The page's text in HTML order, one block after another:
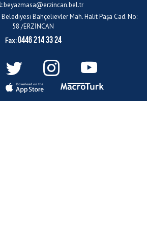
beyazmasa@erzincan.bel.tr
Belediyesi Bahçelievler Mah. Halit Paşa Cad. No:
58 /ERZİNCAN
Fax:0446 214 33 24